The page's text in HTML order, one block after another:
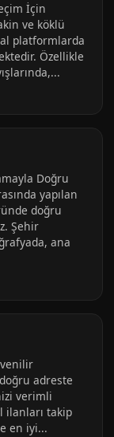
İçin
ve köklü
platformlarda
Özellikle
Doğru
yapılan
doğru
Şehir
ana
adreste
verimli
ilanları takip
en iyi...